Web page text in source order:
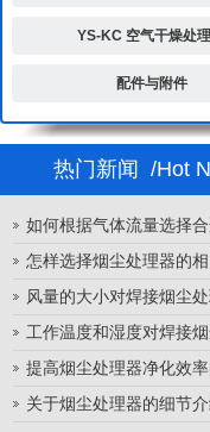
YS-KC 空气干燥处
配件与附件
热门新闻 /Hot
怎样选择烟尘处理器的
关于烟尘处理器的细节